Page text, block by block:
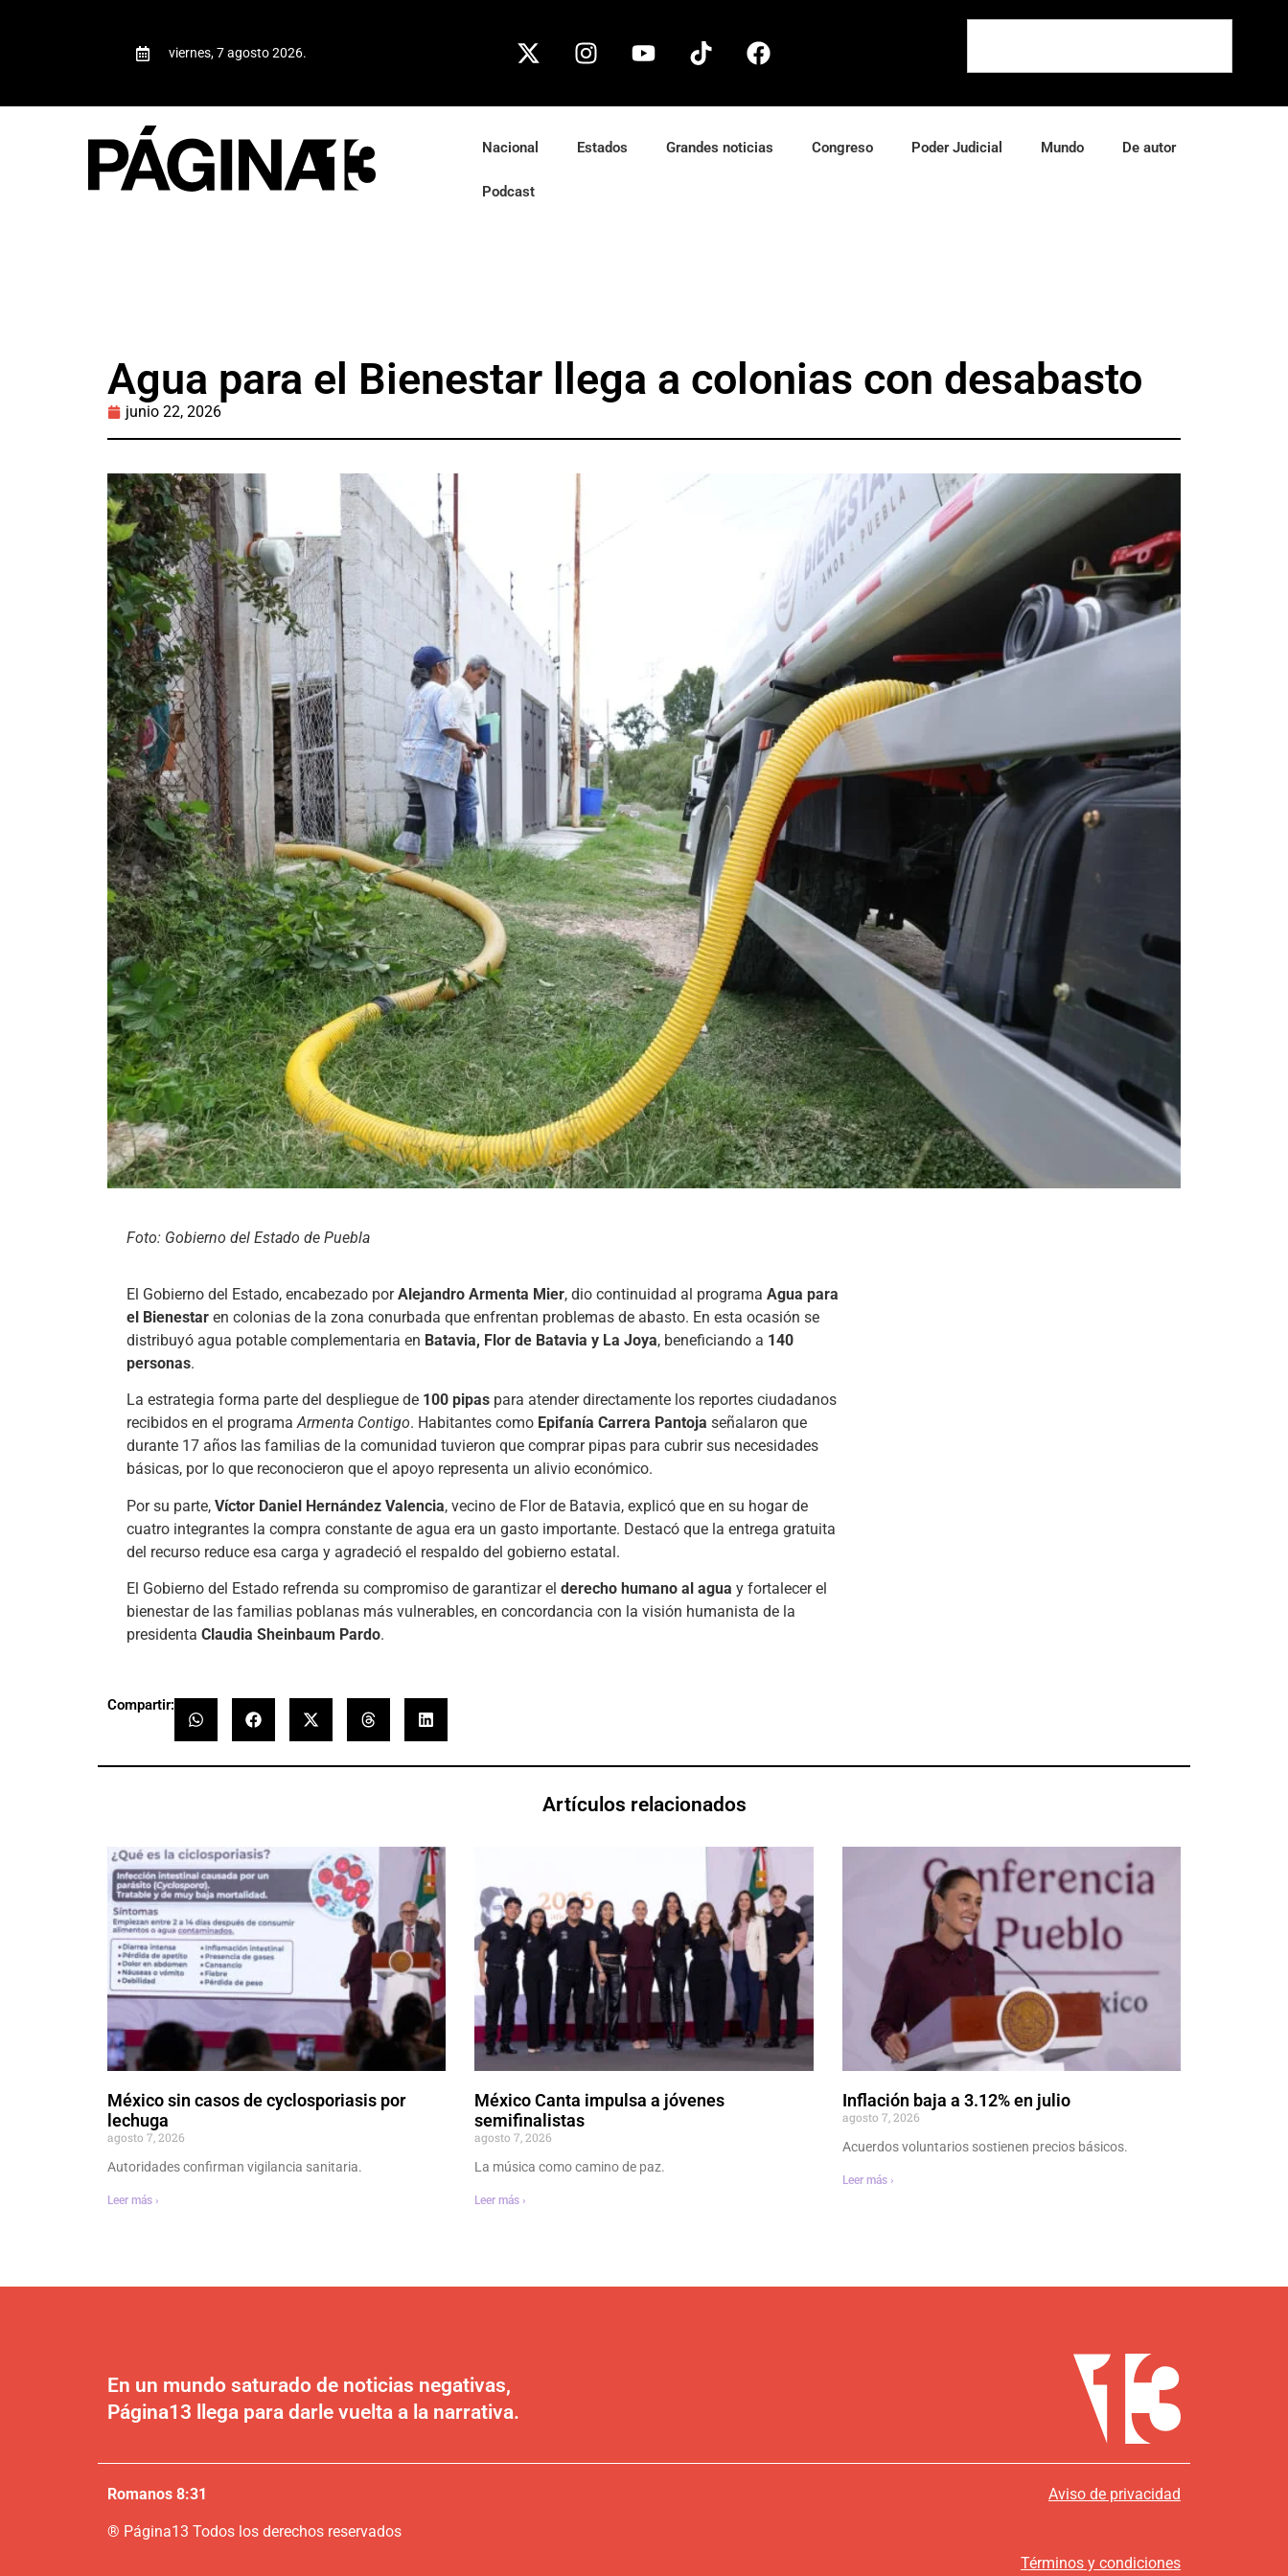
viernes, 7 agosto 2026.
Nacional Estados Grandes noticias Congreso Poder Judicial Mundo De autor
Podcast
Agua para el Bienestar llega a colonias con desabasto
junio 22, 2026
Foto: Gobierno del Estado de Puebla
El Gobierno del Estado, encabezado porAlejandro Armenta Mier, dio continuidad al programa Agua para
el Bienestar en colonias de la zona conurbada que enfrentan problemas de abasto. En esta ocasión se
distribuyó agua potable complementaria en Batavia, Flor de Batavia y La Joya, beneficiando a 140
personas.
La estrategia forma parte del despliegue de 100 pipas para atender directamente los reportes ciudadanos
recibidos en el programaArmenta Contigo. Habitantes como Epifanía Carrera Pantoja señalaron que
durante 17 años las familias de la comunidad tuvieron que comprar pipas para cubrir sus necesidades
básicas, por lo que reconocieron que el apoyo representa un alivio económico.
Por su parte, Víctor Daniel Hernández Valencia, vecino de Flor de Batavia, explicó que en su hogar de
cuatro integrantes la compra constante de agua era un gasto importante. Destacó que la entrega gratuita
del recurso reduce esa carga y agradeció el respaldo del gobierno estatal.
El Gobierno del Estado refrenda su compromiso de garantizar el derecho humano al agua y fortalecer el
bienestar de las familias poblanas más vulnerables, en concordancia con la visión humanista de la
presidenta Claudia Sheinbaum Pardo.
Compartir:
Artículos relacionados
México sin casos de cyclosporiasis por
lechuga
agosto 7, 2026
Autoridades confirman vigilancia sanitaria.
Leer más ›
México Canta impulsa a jóvenes
semifinalistas
agosto 7, 2026
La música como camino de paz.
Leer más ›
Inflación baja a 3.12% en julio
agosto 7, 2026
Acuerdos voluntarios sostienen precios básicos.
Leer más ›
En un mundo saturado de noticias negativas,
Página13 llega para darle vuelta a la narrativa.
Romanos 8:31
® Página13 Todos los derechos reservados
Aviso de privacidad
Términos y condiciones